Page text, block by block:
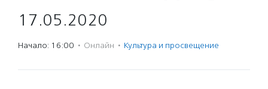
17.05.2020
Начало: 16:00 · Онлайн · Культура и просвещение